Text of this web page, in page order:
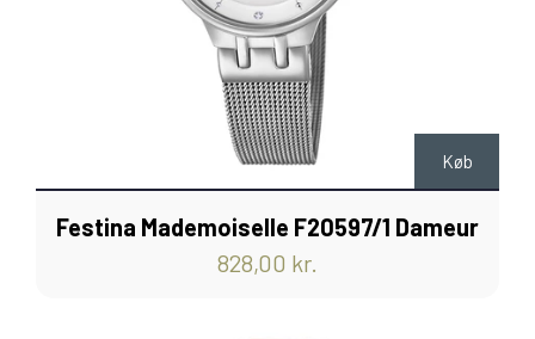
Køb
Festina Mademoiselle F20597/1 Dameur
828,00 kr.